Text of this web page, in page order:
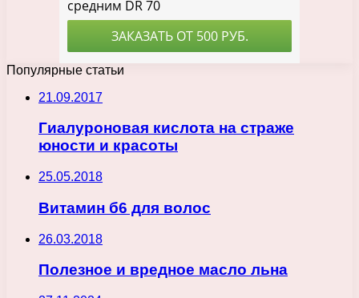
Популярные статьи
21.09.2017
Гиалуроновая кислота на страже
юности и красоты
25.05.2018
Витамин б6 для волос
26.03.2018
Полезное и вредное масло льна